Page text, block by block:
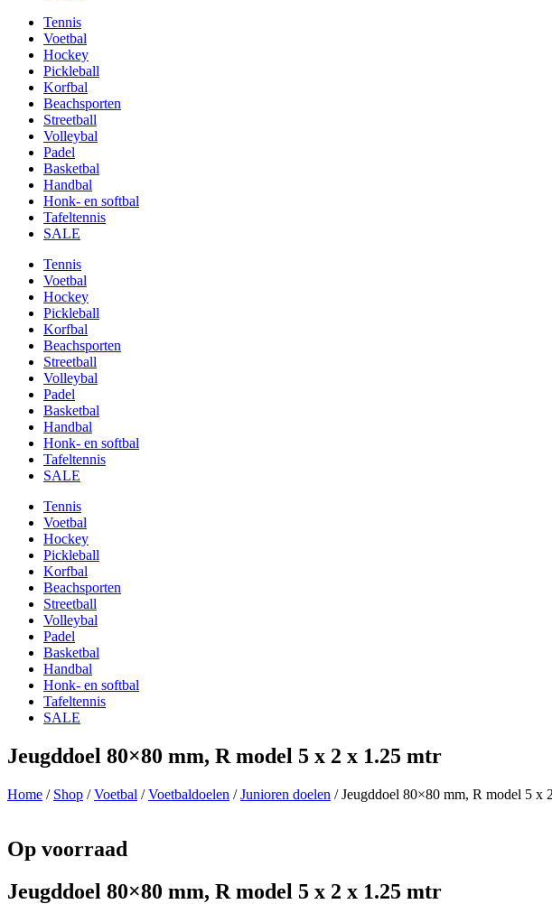
Tennis
Voetbal
Hockey
Pickleball
Korfbal
Beachsporten
Streetball
Volleybal
Padel
Basketbal
Handbal
Honk- en softbal
Tafeltennis
SALE
Tennis
Voetbal
Hockey
Pickleball
Korfbal
Beachsporten
Streetball
Volleybal
Padel
Basketbal
Handbal
Honk- en softbal
Tafeltennis
SALE
Tennis
Voetbal
Hockey
Pickleball
Korfbal
Beachsporten
Streetball
Volleybal
Padel
Basketbal
Handbal
Honk- en softbal
Tafeltennis
SALE
Jeugddoel 80×80 mm, R model 5 x 2 x 1.25 mtr
Home / Shop /Voetbal /Voetbaldoelen /Junioren doelen / Jeugddoel 80×80 mm, R model 5 x
Op voorraad
Jeugddoel 80×80 mm, R model 5 x 2 x 1.25 mtr